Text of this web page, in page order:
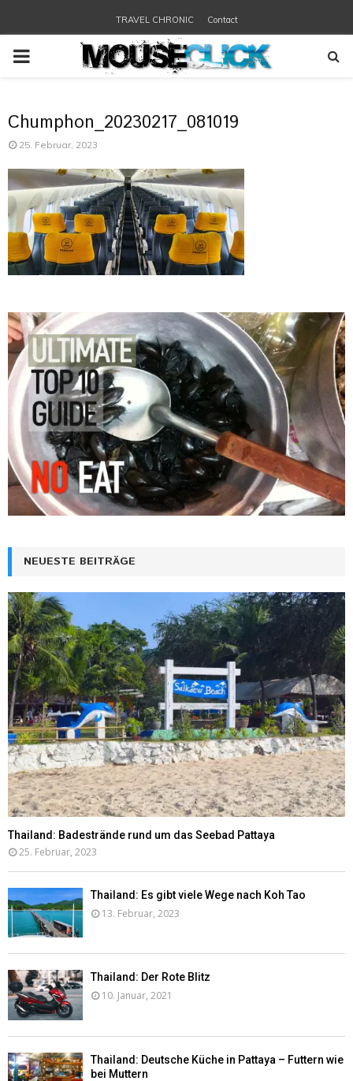
TRAVEL CHRONIC Contact
PRIMARY
Chumphon_20230217_081019
25. Februar, 2023
NEUESTE BEITRÄGE
Thailand: Badestrände rund um das Seebad Pattaya
25. Februar, 2023
Thailand: Es gibt viele Wege nach Koh Tao
13. Februar, 2023
Thailand: Der Rote Blitz
10. Januar, 2021
Thailand: Deutsche Küche in Pattaya – Futtern wie
bei Muttern